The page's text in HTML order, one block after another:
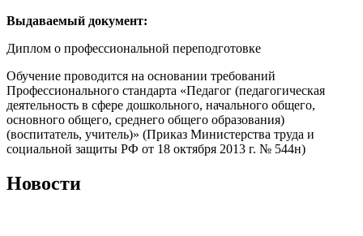
Выдаваемый документ:
Диплом о профессиональной переподготовке
Обучение проводится на основании требований
Профессионального стандарта «Педагог (педагогическая
деятельность в сфере дошкольного, начального общего,
основного общего, среднего общего образования)
(воспитатель, учитель)» (Приказ Министерства труда и
социальной защиты РФ от 18 октября 2013 г. № 544н)
Новости